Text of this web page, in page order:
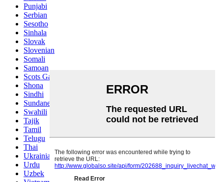
Punjabi
Serbian
Sesotho
Sinhala
Slovak
Slovenian
Somali
Samoan
Scots Gaelic
Shona
Sindhi
Sundanese
Swahili
Tajik
Tamil
Telugu
Thai
Ukrainian
Urdu
Uzbek